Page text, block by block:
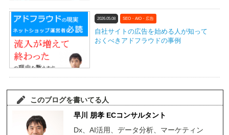
2026.05.08 SEO・AIO・広告
自社サイトの広告を始める人が知って
おくべきアドフラウドの事例
このブログを書いてる人
早川 朋孝 ECコンサルタント
Dx、AI活用、データ分析、マーケティン